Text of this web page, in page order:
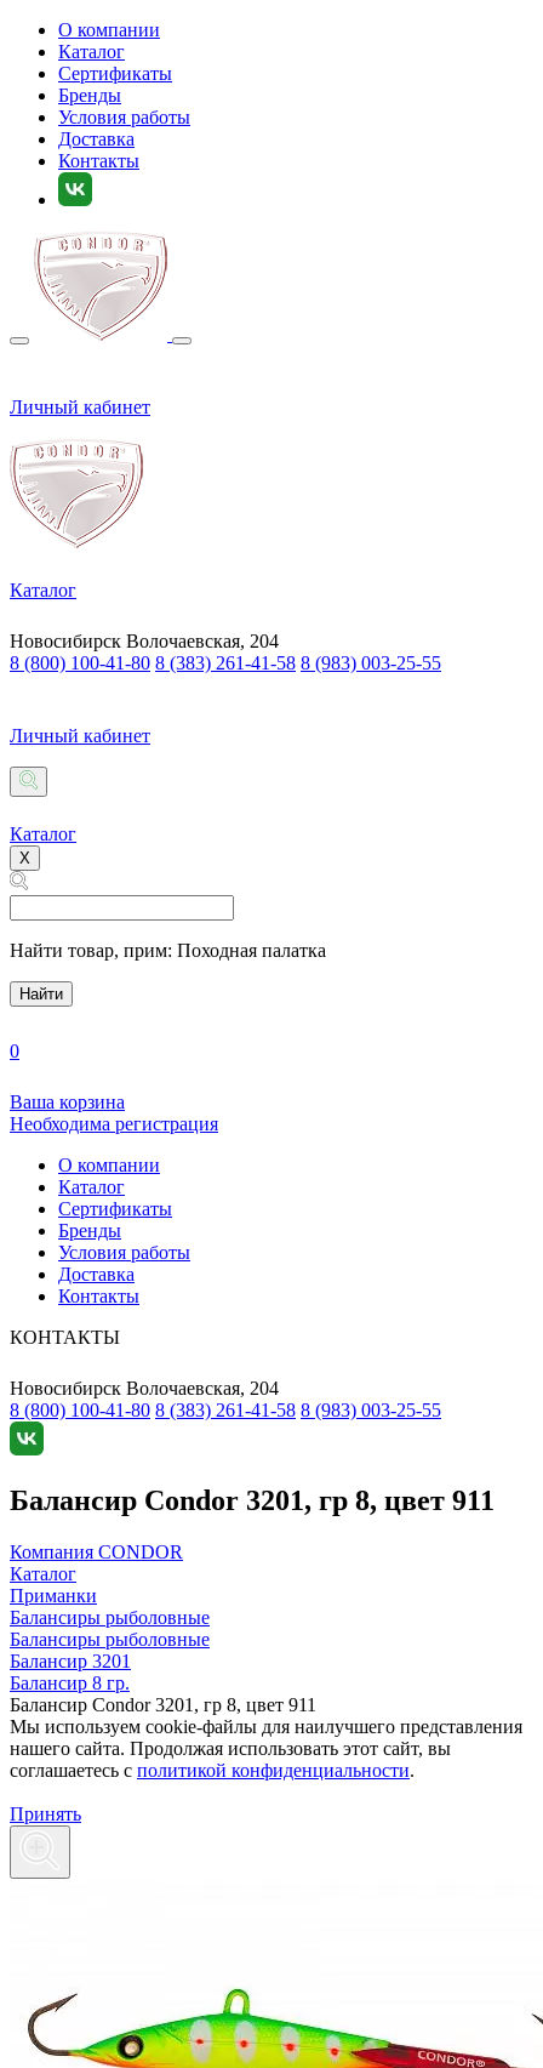
О компании
Каталог
Сертификаты
Бренды
Условия работы
Доставка
Контакты
Личный кабинет
Каталог
Новосибирск Волочаевская, 204
8 (800) 100-41-80 8 (383) 261-41-58 8 (983) 003-25-55
Личный кабинет
Каталог
X
Найти товар, прим: Походная палатка
Найти
0
Ваша корзина
Необходима регистрация
О компании
Каталог
Сертификаты
Бренды
Условия работы
Доставка
Контакты
КОНТАКТЫ
Новосибирск Волочаевская, 204
8 (800) 100-41-80 8 (383) 261-41-58 8 (983) 003-25-55
Балансир Condor 3201, гр 8, цвет 911
Компания CONDOR
Каталог
Приманки
Балансиры рыболовные
Балансиры рыболовные
Балансир 3201
Балансир 8 гр.
Балансир Condor 3201, гр 8, цвет 911
Мы используем cookie-файлы для наилучшего представления
нашего сайта. Продолжая использовать этот сайт, вы
соглашаетесь c политикой конфиденциальности.
Принять